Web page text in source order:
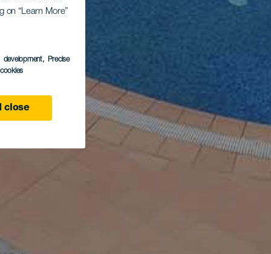
on “Learn More”
development, Precise
close